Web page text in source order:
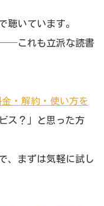
聴いています。
──これも立派な読書
・解約・使い方を
ス？」と思った方
、まずは気軽に試し